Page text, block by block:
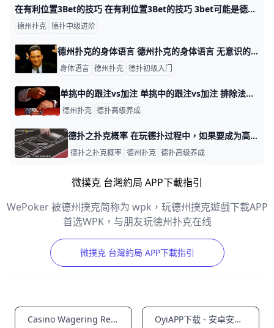
在有利位置3Bet的技巧 在有利位置3Bet的技巧 3bet可能是德州扑克中最基本的一个概念，但你总是可以改进你的扑克技术，学习一些新东西。 职业牌手Chris Moorm
德州扑克 德扑中级进阶
德州扑克的身体语言 德州扑克的身体语言 无意识的暗示 暗示有两种类型: 无意识的暗示和故意的暗示。无意识的暗示是指某人感觉没人观察他时所做的暗示，或者他不知道自己在做
身体语言 德州扑克 德扑初级入门
单挑中的跟注vs加注 单挑中的跟注vs加注 排除法在任何扑克中都是一个有用的策略，即使你不确定哪种是你的最好的玩法，你也能至少排除掉一种。这是一个很有利的东西，尤其
德州扑克 德扑高级养成
德扑之扑克概率 在玩德扑过程中，如果要成为高手，所要做的就是最大化地强化技术成分，而降低运气的影响，下面的这些技巧能帮你更好地赢牌！ 合适的手牌，拿到顶级起手
德扑之扑克概率 德州扑克 德扑高级养成
微撲克 台灣約局 APP下載指引
WePoker 被德州撲克简称为 wpk，玩德州撲克遊戲下載APP
首选WPK，与朋友玩德州扑克在线
微撲克 台灣約局 APP下載指引
Casino Wagering Requirements in the USA Explained OyiAPP下载 - 安卓安装包与版本解析